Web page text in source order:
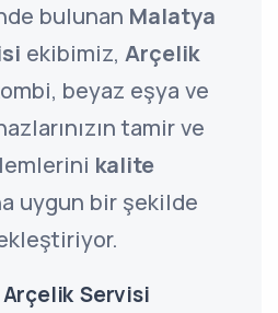
bulunan Malatya
ekibimiz, Arçelik
beyaz eşya ve
tamir ve
kalite
uygun bir şekilde
Servisi